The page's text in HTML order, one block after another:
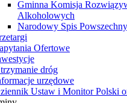
Gminna Komisja
Alkoholowych
Narodowy Spis Powszechny
Ofertowe
dróg
urzędowe
Ustaw i Monitor Polski